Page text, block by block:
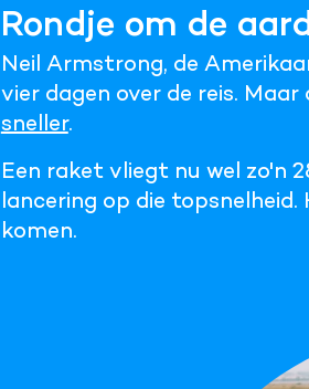
Rondje om de
Neil Armstrong, de
vier dagen over de reis. Maar
sneller.
Een raket vliegt nu wel zo'n
lancering op die
komen.